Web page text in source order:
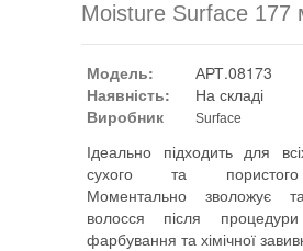
Moisture Surface 177
Модель:
АРТ.08173
Наявність:
На складі
Виробник
Surface
Ідеально підходить для
сухого та
Моментально зволожує
волосся після процедури
фарбування та хімічної